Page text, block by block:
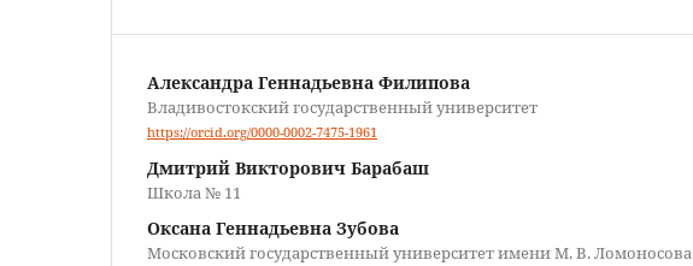
Александра Геннадьевна Филипова
Владивостокский государственный университет
https://orcid.org/0000-0002-7475-1961
Дмитрий Викторович Барабаш
Школа № 11
Оксана Геннадьевна Зубова
Московский государственный университет имени М. В. Ломоносова